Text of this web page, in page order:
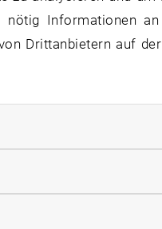
Informationen
Drittanbietern auf